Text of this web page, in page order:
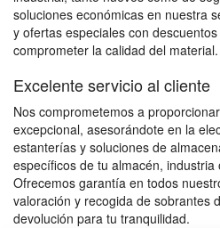
soluciones económicas en nuestra
y ofertas especiales con
comprometer la calidad del material.
Excelente servicio al cliente
Nos comprometemos a
excepcional, asesorándote en la
estanterías y soluciones de
específicos de tu almacén, industria
Ofrecemos garantía en todos
valoración y recogida de sobrantes
devolución para tu tranquilidad.